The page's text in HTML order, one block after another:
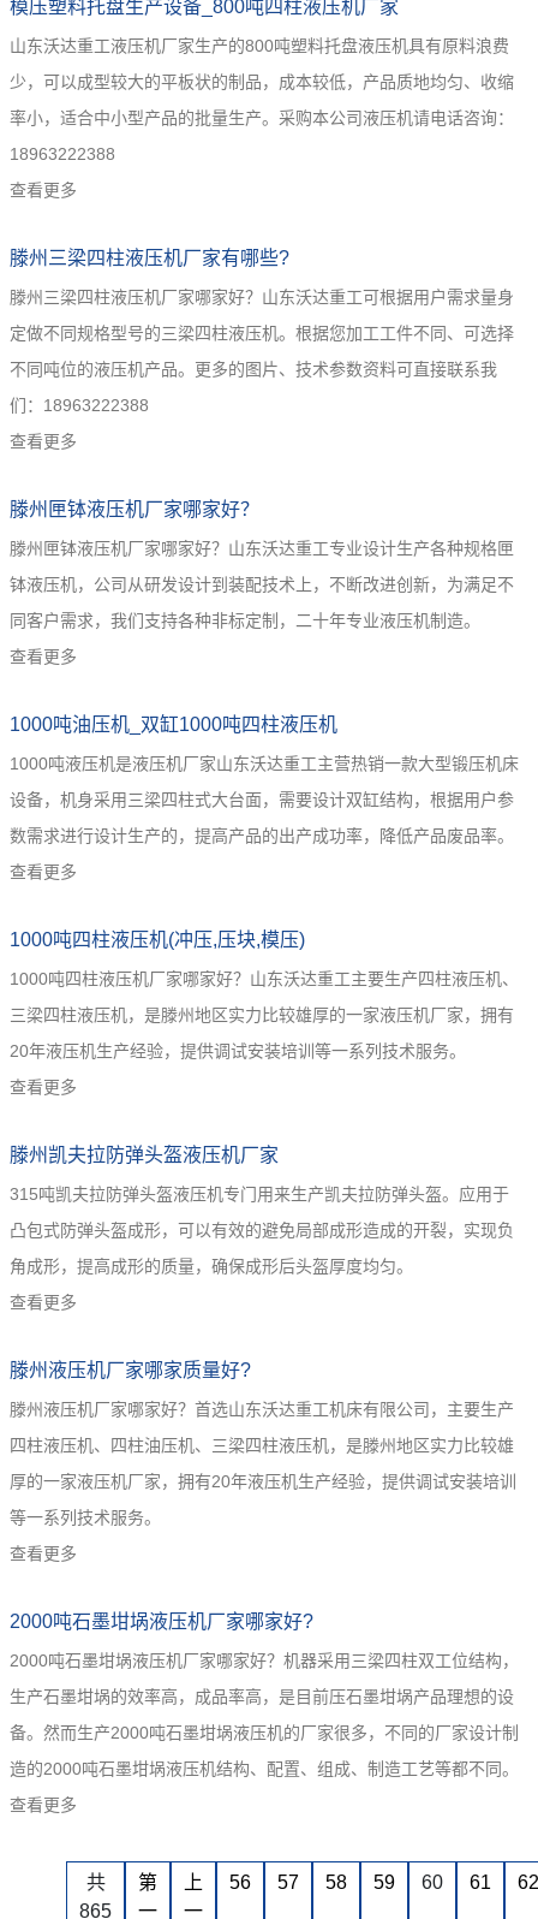
模压塑料托盘生产设备_800吨四柱液压机厂家
山东沃达重工液压机厂家生产的800吨塑料托盘液压机具有原料浪费
少，可以成型较大的平板状的制品，成本较低，产品质地均匀、收缩
率小，适合中小型产品的批量生产。采购本公司液压机请电话咨询：
18963222388
查看更多
滕州三梁四柱液压机厂家有哪些?
滕州三梁四柱液压机厂家哪家好？山东沃达重工可根据用户需求量身
定做不同规格型号的三梁四柱液压机。根据您加工工件不同、可选择
不同吨位的液压机产品。更多的图片、技术参数资料可直接联系我
们：18963222388
查看更多
滕州匣钵液压机厂家哪家好？
滕州匣钵液压机厂家哪家好？山东沃达重工专业设计生产各种规格匣
钵液压机，公司从研发设计到装配技术上，不断改进创新，为满足不
同客户需求，我们支持各种非标定制，二十年专业液压机制造。
查看更多
1000吨油压机_双缸1000吨四柱液压机
1000吨液压机是液压机厂家山东沃达重工主营热销一款大型锻压机床
设备，机身采用三梁四柱式大台面，需要设计双缸结构，根据用户参
数需求进行设计生产的，提高产品的出产成功率，降低产品废品率。
查看更多
1000吨四柱液压机(冲压,压块,模压)
1000吨四柱液压机厂家哪家好？山东沃达重工主要生产四柱液压机、
三梁四柱液压机，是滕州地区实力比较雄厚的一家液压机厂家，拥有
20年液压机生产经验，提供调试安装培训等一系列技术服务。
查看更多
滕州凯夫拉防弹头盔液压机厂家
315吨凯夫拉防弹头盔液压机专门用来生产凯夫拉防弹头盔。应用于
凸包式防弹头盔成形，可以有效的避免局部成形造成的开裂，实现负
角成形，提高成形的质量，确保成形后头盔厚度均匀。
查看更多
滕州液压机厂家哪家质量好?
滕州液压机厂家哪家好？首选山东沃达重工机床有限公司，主要生产
四柱液压机、四柱油压机、三梁四柱液压机，是滕州地区实力比较雄
厚的一家液压机厂家，拥有20年液压机生产经验，提供调试安装培训
等一系列技术服务。
查看更多
2000吨石墨坩埚液压机厂家哪家好?
2000吨石墨坩埚液压机厂家哪家好？机器采用三梁四柱双工位结构，
生产石墨坩埚的效率高，成品率高，是目前压石墨坩埚产品理想的设
备。然而生产2000吨石墨坩埚液压机的厂家很多，不同的厂家设计制
造的2000吨石墨坩埚液压机结构、配置、组成、制造工艺等都不同。
查看更多
共
865
第
一
上
一
56 57 58 59 60 61 62